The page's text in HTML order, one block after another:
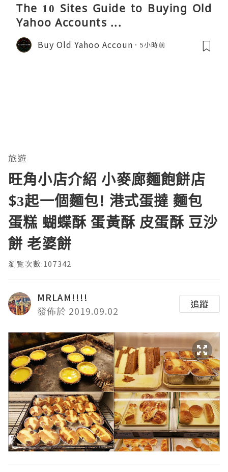
The 10 Sites Guide to Buying Old
Yahoo Accounts ...
Buy Old Yahoo Accoun 5小時前
旅遊
旺角小店介紹 小麥廊麵飽餅店
$3起一個麵包! 港式蛋撻 麵包
蛋糕 蝴蝶酥 蛋黃酥 皮蛋酥 豆沙
餅 老婆餅
瀏覽次數:107342
MRLAM!!!!
發佈於 2019.09.02
追蹤